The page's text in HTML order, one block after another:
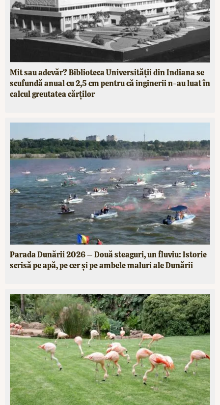
Mit sau adevăr? Biblioteca Universității din Indiana se
scufundă anual cu 2,5 cm pentru că inginerii n-au luat în
calcul greutatea cărților
Parada Dunării 2026 – Două steaguri, un fluviu: Istorie
scrisă pe apă, pe cer și pe ambele maluri ale Dunării